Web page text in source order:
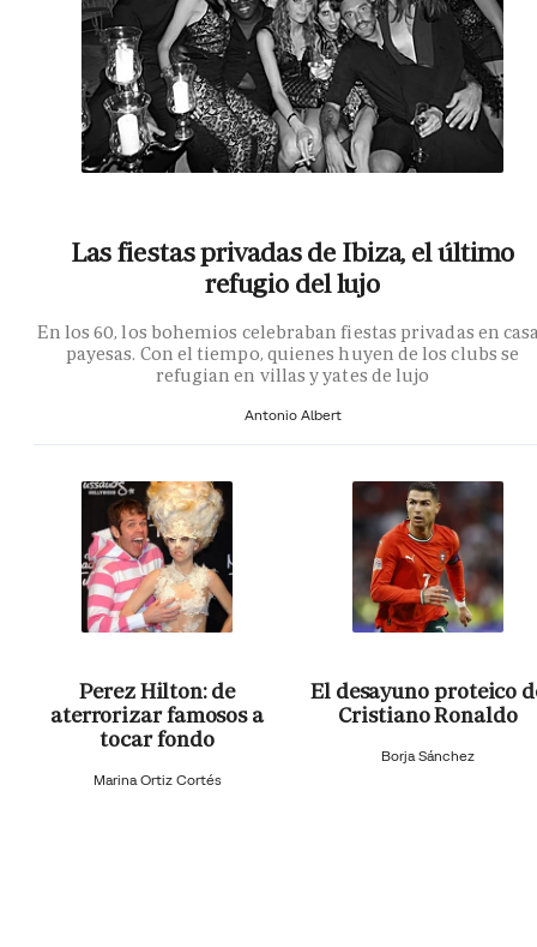
Las fiestas privadas de Ibiza, el último
refugio del lujo
En los 60, los bohemios celebraban fiestas privadas en
payesas. Con el tiempo, quienes huyen de los clubs se
refugian en villas y yates de lujo
Antonio Albert
Perez Hilton: de
aterrorizar famosos a
tocar fondo
Marina Ortiz Cortés
El desayuno proteico
Cristiano Ronaldo
Borja Sánchez